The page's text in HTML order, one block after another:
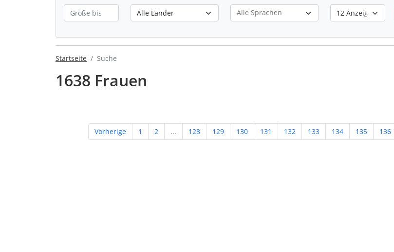
Startseite Suche
1638 Frauen
Vorherige 1 2 ... 128 129 130 131 132 133 134 135 136